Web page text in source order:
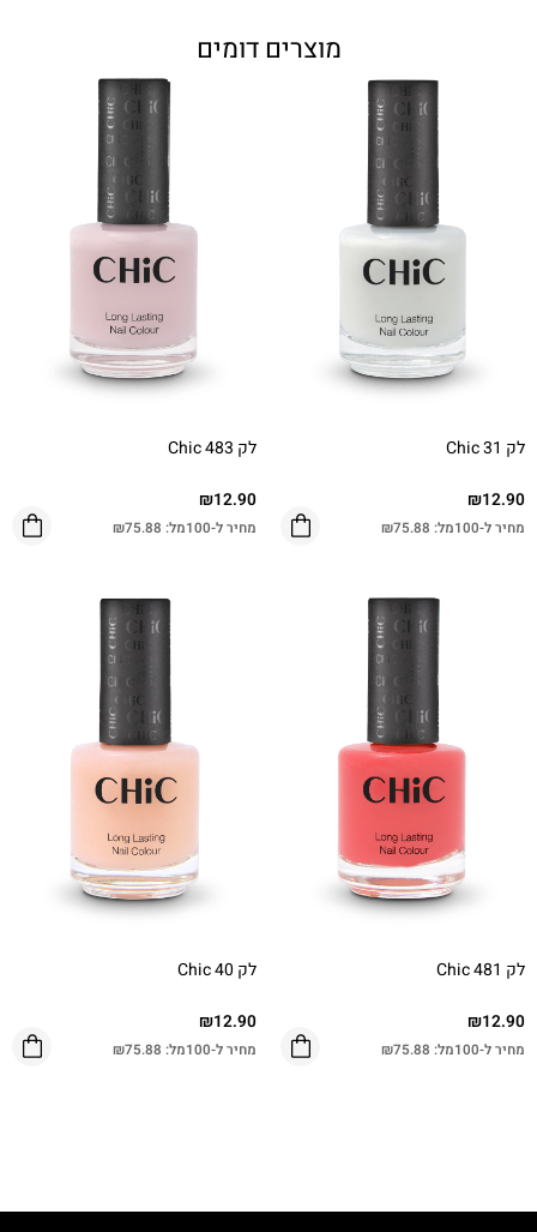
מוצרים דומים
לק Chic 31
₪12.90
מחיר ל-100מל: ₪75.88
לק Chic 483
₪12.90
מחיר ל-100מל: ₪75.88
לק Chic 481
₪12.90
מחיר ל-100מל: ₪75.88
לק Chic 40
₪12.90
מחיר ל-100מל: ₪75.88